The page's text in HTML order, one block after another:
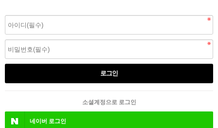
소셜계정으로 로그인
네이버 로그인